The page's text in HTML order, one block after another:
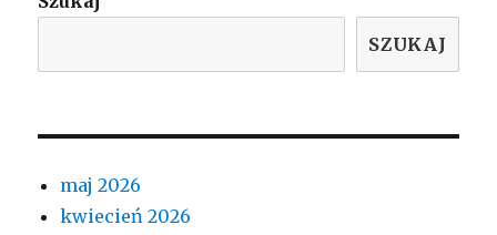
SZUKAJ
maj 2026
kwiecień 2026